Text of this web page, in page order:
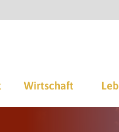
Wirtschaft